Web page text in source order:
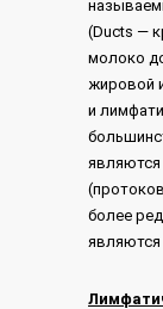
(Ducts —
молоко
жировой
и
более
являются